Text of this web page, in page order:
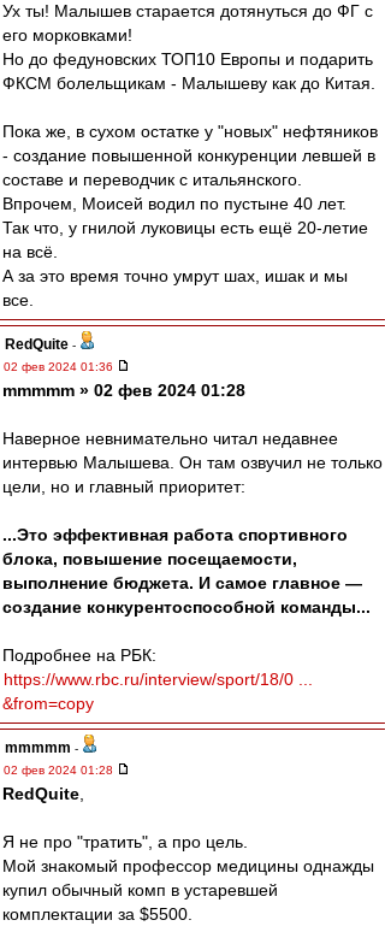
Ух ты! Малышев старается дотянуться до ФГ с
его морковками!
Но до федуновских ТОП10 Европы и подарить
ФКСМ болельщикам - Малышеву как до Китая.
Пока же, в сухом остатке у "новых" нефтяников
- создание повышенной конкуренции левшей в
составе и переводчик с итальянского.
Впрочем, Моисей водил по пустыне 40 лет.
Так что, у гнилой луковицы есть ещё 20-летие
на всё.
А за это время точно умрут шах, ишак и мы
все.
RedQuite -
02 фев 2024 01:36
mmmmm » 02 фев 2024 01:28
Наверное невнимательно читал недавнее
интервью Малышева. Он там озвучил не только
цели, но и главный приоритет:
...Это эффективная работа спортивного
блока, повышение посещаемости,
выполнение бюджета. И самое главное —
создание конкурентоспособной команды...
Подробнее на РБК:
https://www.rbc.ru/interview/sport/18/0 ...
&from=copy
mmmmm -
02 фев 2024 01:28
RedQuite
Я не про "тратить", а про цель.
Мой знакомый профессор медицины однажды
купил обычный комп в устаревшей
комплектации за $5500.